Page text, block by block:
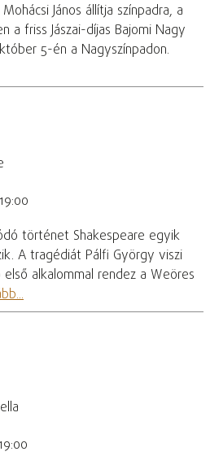
János állítja színpadra, a
a friss Jászai-díjas Bajomi Nagy
5-én a Nagyszínpadon.
történet Shakespeare egyik
A tragédiát Pálfi György viszi
alkalommal rendez a Weöres